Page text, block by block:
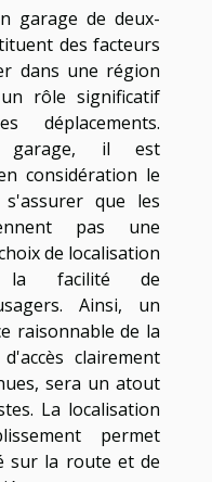
garage de deux-
des facteurs
dans une région
rôle significatif
déplacements.
garage, il est
considération le
que les
pas une
de localisation
la facilité de
Ainsi, un
raisonnable de la
clairement
sera un atout
La localisation
permet
sur la route et de